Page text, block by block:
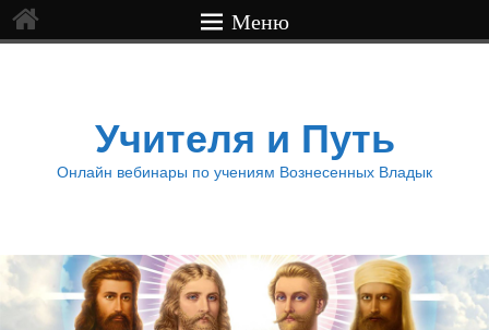
Меню
Учителя и Путь
Онлайн вебинары по учениям Вознесенных Владык